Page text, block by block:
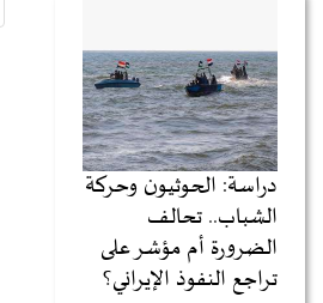
دراسة: الحوثيون وحركة
الشباب.. تحالف
الضرورة أم مؤشر على
تراجع النفوذ الإيراني؟